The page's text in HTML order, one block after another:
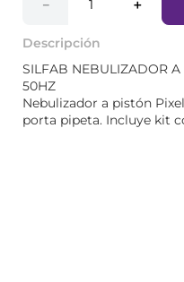
＋
－
Descripción
SILFAB NEBULIZADOR
50HZ
Nebulizador a pistón
porta pipeta. Incluye kit